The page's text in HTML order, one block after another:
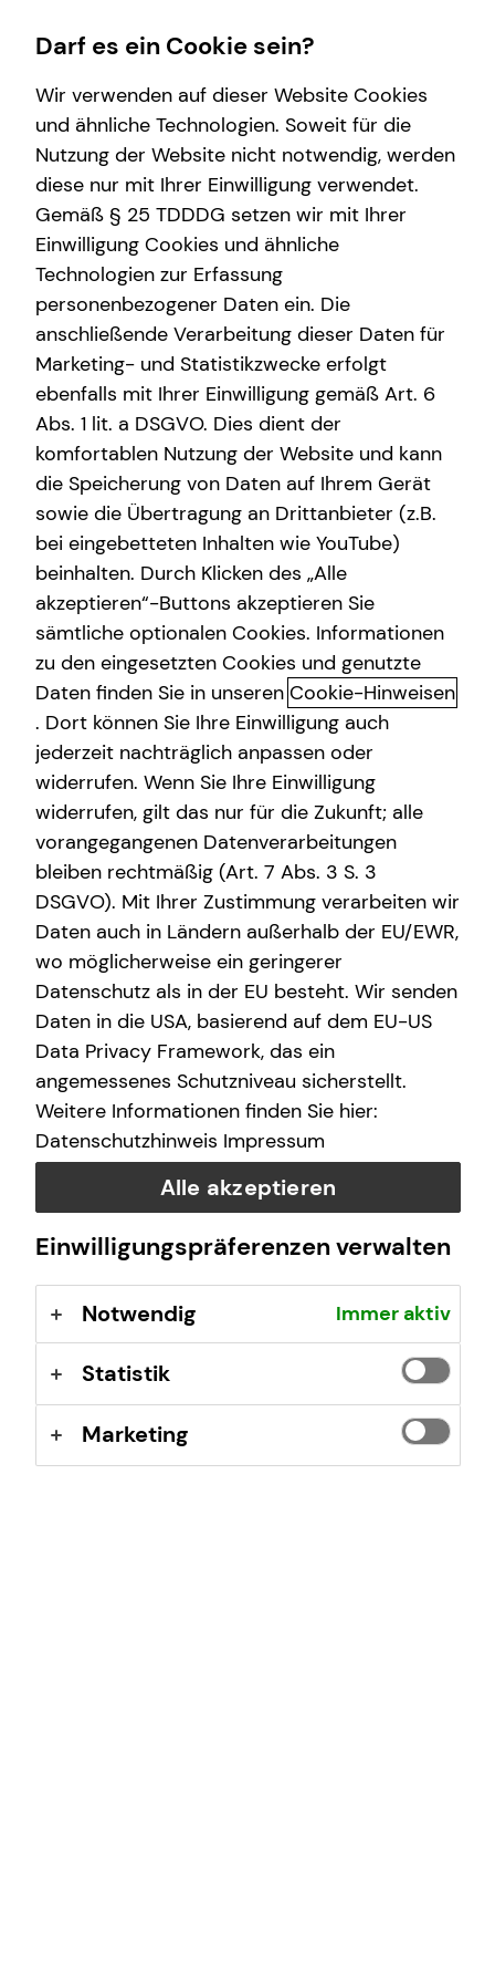
Finanzberatung
Videoberatung
Spezialisten-Netzwerk
Private Krankenvorsorge
Betriebliche Altersvorsorge
Kapitalanlage Immobilien
Altersvorsorge
Gewerbliche Versicherungen
Arbeitskraftabsicherung
Kindervorsorge
Sach- und Vermögenssicherung
Immobilienfinanzierung
Expat
Investment
Überblick
Investmentfonds
Inflationsbegegnung
ELTIF & AIF
Service
Kundenportal
Schadenabwicklung
Karriere-Infos
Karrierechancen
Initiativbewerbung
Wissenswertes
Über tecis
Podcast
teamzukunft
Über mich
Interview
Kamera läuft. Beratung auch.
In der Videoberatung erhältst du von mir Antworten auf
deine persönlichen Finanzfragen im digitalen Gespräch.
Stelle jetzt gemeinsam mit mir deinen eigenen Finanzplan
auf oder lass deine Versicherungs- und Finanzverträge
checken, um monatlich zu sparen oder mehr Leistung zu
bekommen! Ich berate dich persönlich, direkt und
unkompliziert – ganz bequem per Video.
Die Vorteile meiner Videoberatung
Unkompliziert und ortsunabhängig Finanzen
checken
Keine Installation einer zusätzlichen Software oder
App notwendig
Inhalte und Unterlagen auf deinem Bildschirm
mitverfolgen
Bequemer Online-Abschluss per E-Signatur
Darf es ein Cookie sein?
Wir verwenden auf dieser Website Cookies
und ähnliche Technologien. Soweit für die
Nutzung der Website nicht notwendig, werden
diese nur mit Ihrer Einwilligung verwendet.
Gemäß § 25 TDDDG setzen wir mit Ihrer
Einwilligung Cookies und ähnliche
Technologien zur Erfassung
personenbezogener Daten ein. Die
anschließende Verarbeitung dieser Daten für
Marketing- und Statistikzwecke erfolgt
ebenfalls mit Ihrer Einwilligung gemäß Art. 6
Abs. 1 lit. a DSGVO. Dies dient der
komfortablen Nutzung der Website und kann
die Speicherung von Daten auf Ihrem Gerät
sowie die Übertragung an Drittanbieter (z.B.
bei eingebetteten Inhalten wie YouTube)
beinhalten. Durch Klicken des „Alle
akzeptieren“-Buttons akzeptieren Sie
sämtliche optionalen Cookies. Informationen
zu den eingesetzten Cookies und genutzte
Daten finden Sie in unseren Cookie-Hinweisen
. Dort können Sie Ihre Einwilligung auch
jederzeit nachträglich anpassen oder
widerrufen. Wenn Sie Ihre Einwilligung
widerrufen, gilt das nur für die Zukunft; alle
vorangegangenen Datenverarbeitungen
bleiben rechtmäßig (Art. 7 Abs. 3 S. 3
DSGVO). Mit Ihrer Zustimmung verarbeiten wir
Daten auch in Ländern außerhalb der EU/EWR,
wo möglicherweise ein geringerer
Datenschutz als in der EU besteht. Wir senden
Daten in die USA, basierend auf dem EU-US
Data Privacy Framework, das ein
angemessenes Schutzniveau sicherstellt.
Weitere Informationen finden Sie hier:
Datenschutzhinweis Impressum
Alle akzeptieren
Einwilligungspräferenzen verwalten
Notwendig Immer aktiv
Statistik
Marketing